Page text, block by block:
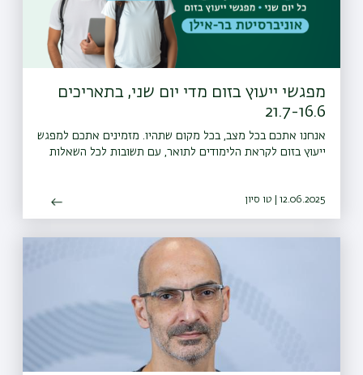
מפגשי ייעוץ בזום מדי יום שני, בתאריכים
21.7-16.6
אנחנו אתכם בכל מצב, בכל מקום שתהיו. מזמינים אתכם למפגש
ייעוץ בזום לקראת הלימודים לתואר, עם תשובות לכל השאלות
12.06.2025 | טו סיון